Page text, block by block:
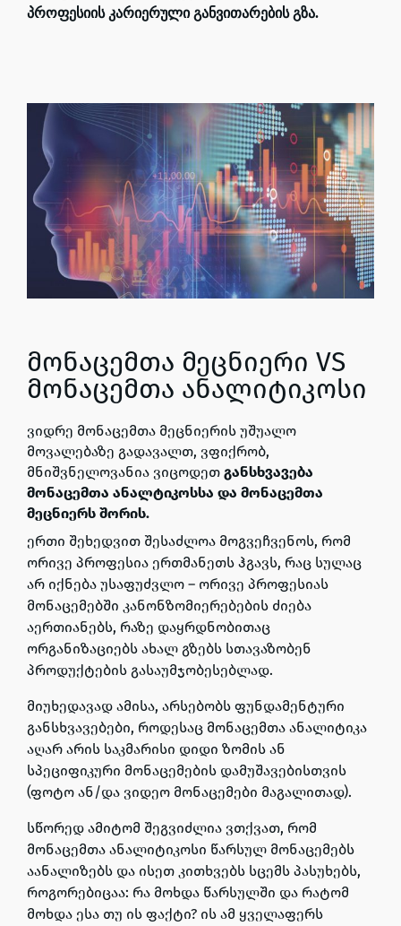
პროფესიის კარიერული განვითარების გზა.
მონაცემთა მეცნიერი VS
მონაცემთა ანალიტიკოსი
ვიდრე მონაცემთა მეცნიერის უშუალო
მოვალებაზე გადავალთ, ვფიქრობ,
მნიშვნელოვანია ვიცოდეთ განსხვავება
მონაცემთა ანალტიკოსსა და მონაცემთა
მეცნიერს შორის.
ერთი შეხედვით შესაძლოა მოგვეჩვენოს, რომ
ორივე პროფესია ერთმანეთს ჰგავს, რაც სულაც
არ იქნება უსაფუძვლო – ორივე პროფესიას
მონაცემებში კანონზომიერებების ძიება
აერთიანებს, რაზე დაყრდნობითაც
ორგანიზაციებს ახალ გზებს სთავაზობენ
პროდუქტების გასაუმჯობესებლად.
მიუხედავად ამისა, არსებობს ფუნდამენტური
განსხვავებები, როდესაც მონაცემთა ანალიტიკა
აღარ არის საკმარისი დიდი ზომის ან
სპეციფიკური მონაცემების დამუშავებისთვის
(ფოტო ან/და ვიდეო მონაცემები მაგალითად).
სწორედ ამიტომ შეგვიძლია ვთქვათ, რომ
მონაცემთა ანალიტიკოსი წარსულ მონაცემებს
აანალიზებს და ისეთ კითხვებს სცემს პასუხებს,
როგორებიცაა: რა მოხდა წარსულში და რატომ
მოხდა ესა თუ ის ფაქტი? ის ამ ყველაფერს